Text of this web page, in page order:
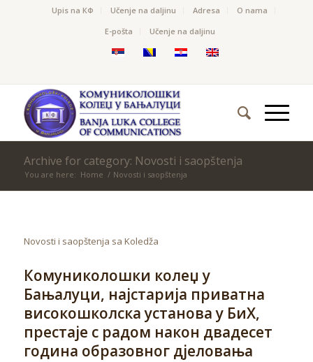
Upis na КФ Učenje na daljinu Adresa
O nama
Е-pošta
Učenje na daljinu
Archive for category: Novosti i saopštenja
You are here: Home / Novosti i saopštenja
Novosti i saopštenja sa Koledža
Комуниколошки колеџ у
Бањалуци, најстарија приватна
високошколска установа у БиХ,
престаје с радом након двадесет
година образовног дјеловања